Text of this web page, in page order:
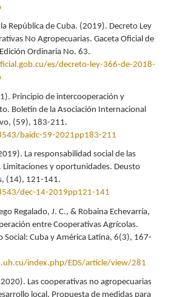
República de Cuba. (2019). Decreto Ley
No Agropecuarias. Gaceta Oficial de
Ordinaria No. 63.
es/decreto-ley-366-de-2018-
Principio de intercooperación y
Boletín de la Asociación Internacional
(59), 183-211.
baidc-59-2021pp183-211
La responsabilidad social de las
Limitaciones y oportunidades. Deusto
(14), 121-141.
dec-14-2019pp121-141
Regalado, J. C., & Robaina Echevarría,
entre Cooperativas Agrícolas.
Social: Cuba y América Latina, 6(3), 167-
index.php/EDS/article/view/281
Las cooperativas no agropecuarias
local. Propuesta de medidas para